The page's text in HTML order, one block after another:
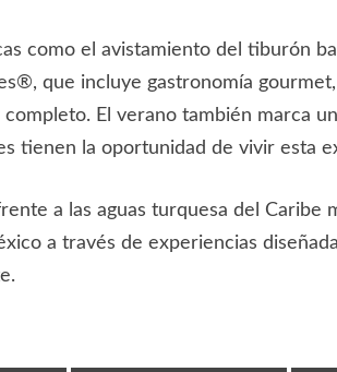
como el avistamiento del tiburón
que incluye gastronomía
El verano también marca
tienen la oportunidad de vivir esta
a las aguas turquesa del
a través de experiencias